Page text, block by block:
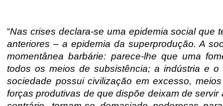
“Nas crises declara-se uma epidemia social que
anteriores – a epidemia da superprodução. A
momentânea barbárie: parece-lhe que uma
todos os meios de subsistência; a indústria e
sociedade possui civilização em excesso,
forças produtivas de que dispõe deixam de